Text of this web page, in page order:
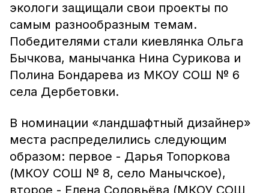
экологи защищали свои проекты по
самым разнообразным темам.
Победителями стали киевлянка Ольга
Бычкова, манычанка Нина Сурикова и
Полина Бондарева из МКОУ СОШ № 6
села Дербетовки.
В номинации «ландшафтный дизайнер»
места распределились следующим
образом: первое - Дарья Топоркова
(МКОУ СОШ № 8, село Манычское),
второе - Елена Соловьёва (МКОУ СОШ